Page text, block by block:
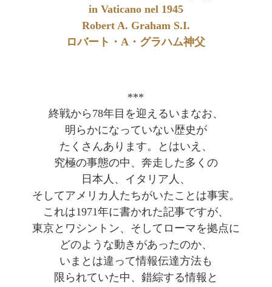
in Vaticano nel 1945
Robert A. Graham S.I.
ロバート・A・グラハム神父
***
終戦から78年目を迎えるいまなお、
明らかになっていない歴史が
たくさんあります。とはいえ、
究極の事態の中、奔走した多くの
日本人、イタリア人、
そしてアメリカ人たちがいたことは事実。
これは1971年に書かれた記事ですが、
東京とワシントン、そしてローマを拠点に
どのような動きがあったのか、
いまとは違って情報伝達方法も
限られていた中、錯綜する情報と